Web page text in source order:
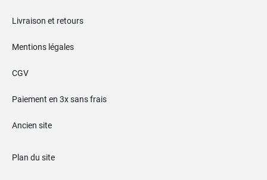
Livraison et retours
Mentions légales
CGV
Paiement en 3x sans frais
Ancien site
Plan du site